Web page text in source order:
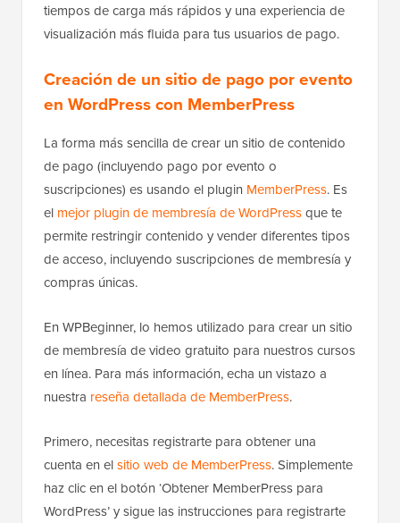
tiempos de carga más rápidos y una experiencia de
visualización más fluida para tus usuarios de pago.
Creación de un sitio de pago por evento
en WordPress con MemberPress
La forma más sencilla de crear un sitio de contenido
de pago (incluyendo pago por evento o
suscripciones) es usando el plugin MemberPress. Es
el mejor plugin de membresía de WordPressque te
permite restringir contenido y vender diferentes tipos
de acceso, incluyendo suscripciones de membresía y
compras únicas.
En WPBeginner, lo hemos utilizado para crear un sitio
de membresía de video gratuito para nuestros cursos
en línea. Para más información, echa un vistazo a
nuestra reseña detallada de MemberPress.
Primero, necesitas registrarte para obtener una
cuenta en elsitio web de MemberPress. Simplemente
haz clic en el botón ‘Obtener MemberPress para
WordPress’ y sigue las instrucciones para registrarte